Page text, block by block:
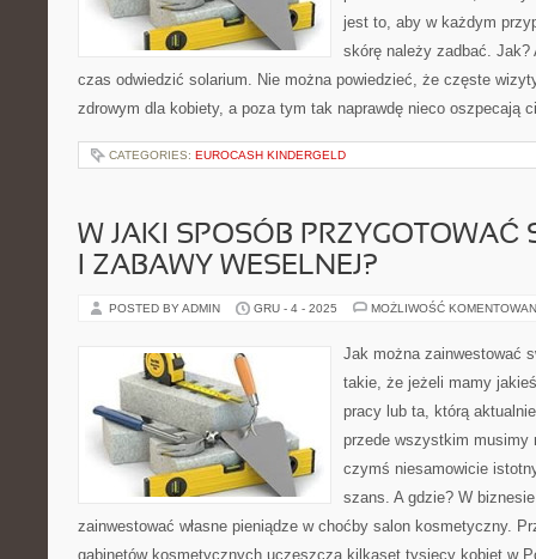
jest to, aby w każdym
skórę należy zadbać.
czas odwiedzić solarium. Nie można powiedzieć, że częste
zdrowym dla kobiety, a poza tym tak naprawdę nieco oszpecają
CATEGORIES: EUROCASH KINDERGELD
W JAKI SPOSÓB PRZYGOTOWAĆ
I ZABAWY WESELNEJ?
POSTED BY ADMIN GRU - 4 - 2025 MOŻLIWOŚĆ
Jak można zainwestować
takie, że jeżeli mamy
pracy lub ta, którą
przede wszystkim musimy
czymś niesamowicie
szans. A gdzie? W
zainwestować własne pieniądze w choćby salon kosmetyczny.
gabinetów kosmetycznych uczęszcza kilkaset tysięcy kobiet w